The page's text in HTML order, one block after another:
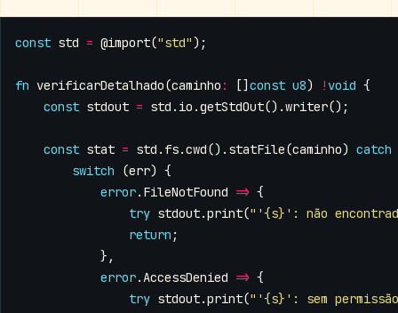
const std = @import("std" );
fn verificarDetalhado(caminho : [] const u8) ! void {
const stdout = std . io .getStdOut().writer();
const stat = std . fs.cwd(). statFile(caminho) catch
switch
(err) {
error. FileNotFound => {
try stdout.print("'{s}': não
return ;
},
error.AccessDenied => {
try stdout.print("'{s}': sem permissão